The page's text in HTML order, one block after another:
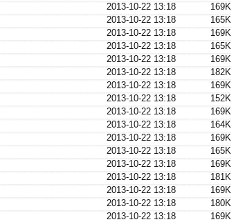
2013-10-22 13:18
169K
2013-10-22 13:18
165K
2013-10-22 13:18
169K
2013-10-22 13:18
165K
2013-10-22 13:18
169K
2013-10-22 13:18
182K
2013-10-22 13:18
169K
2013-10-22 13:18
152K
2013-10-22 13:18
169K
2013-10-22 13:18
164K
2013-10-22 13:18
169K
2013-10-22 13:18
165K
2013-10-22 13:18
169K
2013-10-22 13:18
181K
2013-10-22 13:18
169K
2013-10-22 13:18
180K
2013-10-22 13:18
169K